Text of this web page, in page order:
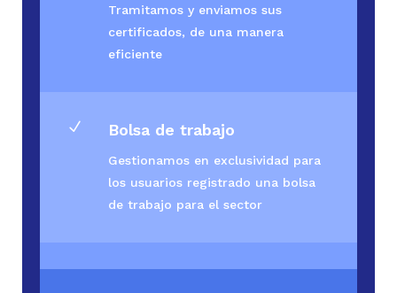
Tramitamos y enviamos sus
certificados, de una manera
eficiente
N Bolsa de trabajo
Gestionamos en exclusividad para
los usuarios registrado una bolsa
de trabajo para el sector